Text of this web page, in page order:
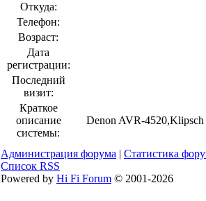
Откуда:
Телефон:
Возраст:
Дата
регистрации:
Последний
визит:
Краткое
описание
системы:
Denon AVR-
Администрация форума | Статистика
Список RSS
Powered by Hi Fi Forum © 2001-2026